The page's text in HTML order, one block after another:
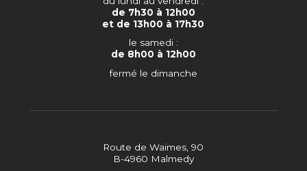
de 7h30 à 12h00
et de 13h00 à 17h30
le samedi :
de 8h00 à 12h00
fermé le dimanche
Route de Waimes, 90
B-4960 Malmedy